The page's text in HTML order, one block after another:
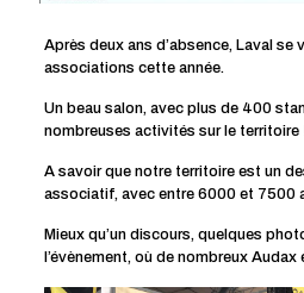
Après deux ans d’absence, Laval se
associations cette année.
Un beau salon, avec plus de 400
nombreuses activités sur le territoire
A savoir que notre territoire est un
associatif, avec entre 6000 et 7500
Mieux qu’un discours, quelques
l’évènement, où de nombreux